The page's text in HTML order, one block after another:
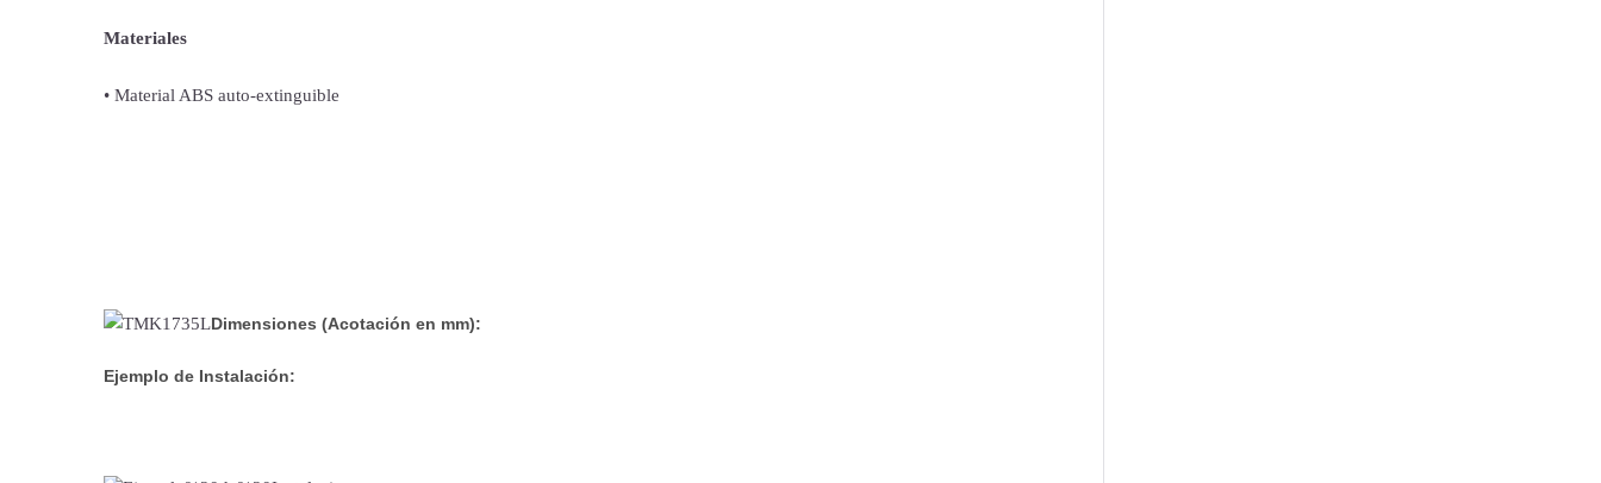
Materiales
• Material ABS auto-extinguible
Dimensiones (Acotación en mm):
Ejemplo de Instalación: